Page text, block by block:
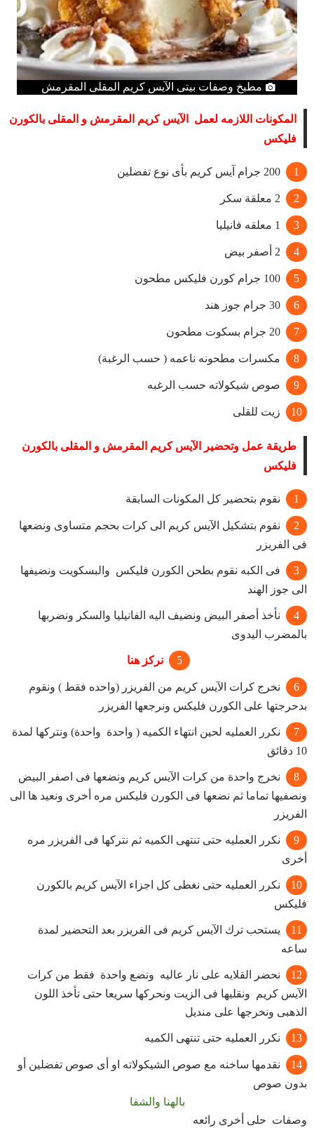
مطبخ وصفات بيتى الآيس كريم المقلى المقرمش
المكونات اللازمه لعمل الآيس كريم المقرمش و المقلى بالكورن
فليكس
200 جرام آيس كريم بأى نوع تفضلين
2 معلقة سكر
1 معلقه فانيليا
2 أصفر بيض
100 جرام كورن فليكس مطحون
30 جرام جوز هند
20 جرام بسكوت مطحون
مكسرات مطحونه ناعمه ( حسب الرغبة)
صوص شيكولاته حسب الرغبه
زيت للقلى
طريقة عمل وتحضير الآيس كريم المقرمش و المقلى بالكورن
فليكس
نقوم بتحضير كل المكونات السابقة
نقوم بتشكيل الآيس كريم الى كرات بحجم متساوى ونضعها
فى الفريزر
فى الكبه نقوم بطحن الكورن فليكس والبسكويت ونضيفها
الى جوز الهند
نأخذ أصفر البيض ونضيف اليه الفانيليا والسكر ونضربها
بالمضرب اليدوى
نركز هنا
نخرج كرات الآيس كريم من الفريزر (واحده فقط ) ونقوم
بدحرجتها على الكورن فليكس ونرجعها الفريزر
نكرر العمليه لحين انتهاء الكميه ( واحدة واحدة) ونتركها لمدة
10 دقائق
نخرج واحدة من كرات الآيس كريم ونضعها فى اصفر البيض
ونصفيها تماما ثم نضعها فى الكورن فليكس مره أخرى ونعيد ها الى
الفريزر
نكرر العمليه حتى تنتهى الكميه ثم نتركها فى الفريزر مره
أخرى
نكرر العمليه حتى نغطى كل اجزاء الآيس كريم بالكورن
فليكس
يستحب ترك الآيس كريم فى الفريزر بعد التحضير لمدة
ساعه
نحضر القلايه على نار عاليه ونضع واحدة فقط من كرات
الآيس كريم ونقليها فى الزيت ونحركها سريعا حتى تأخذ اللون
الذهبى ونخرجها على منديل
نكرر العمليه حتى تنتهى الكميه
نقدمها ساخنه مع صوص الشيكولاته او أى صوص تفضلين أو
بدون صوص
بالهنا والشفا
وصفات حلى أخرى رائعه